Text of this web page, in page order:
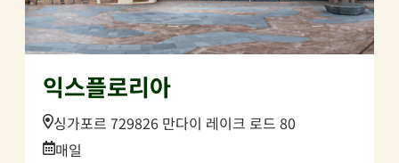
익스플로리아
Location:
싱가포르 729826 만다이 레이크 로드 80
Date:
매일